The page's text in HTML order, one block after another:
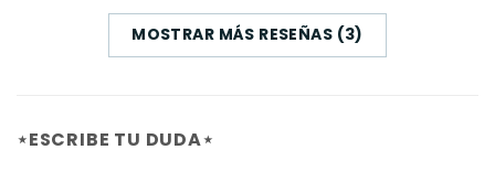
MOSTRAR MÁS RESEÑAS (3)
⋆ESCRIBE TU DUDA⋆